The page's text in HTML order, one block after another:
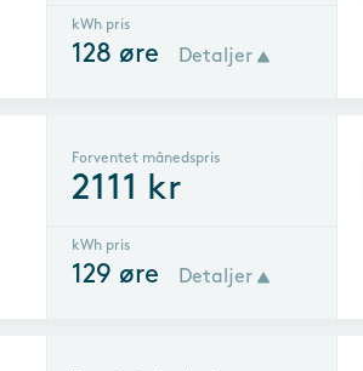
kWh pris
128 øre Detaljer
Forventet månedspris
2111 kr
kWh pris
129 øre Detaljer